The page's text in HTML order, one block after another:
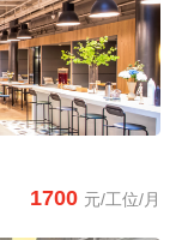
1700 元/工位/月